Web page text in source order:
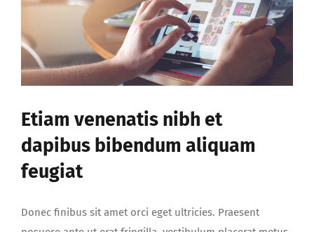
curabir
vens
Etiam venenatis nibh et
dapibus bibendum aliquam
feugiat
Donec finibus sit amet orci eget ultricies. Praesent